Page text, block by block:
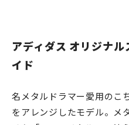
アディダス オリジナ
イド
名メタルドラマー愛用のこ
をアレンジしたモデル。メ